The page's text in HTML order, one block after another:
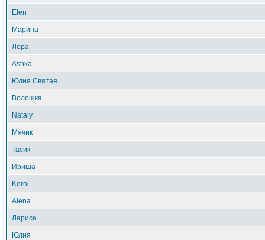
Elen
Марина
Лора
Ashka
Юлия Святая
Волошка
Nataly
Мячик
Тасик
Ириша
Kerol
Alena
Лариса
Юлия